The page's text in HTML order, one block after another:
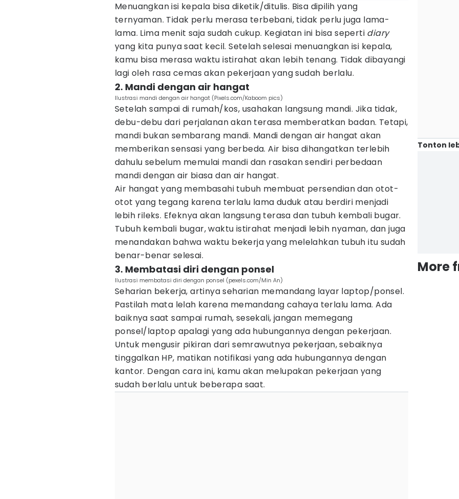
Menuangkan isi kepala bisa diketik/ditulis. Bisa dipilih yang
ternyaman. Tidak perlu merasa terbebani, tidak perlu juga lama-
lama. Lima menit saja sudah cukup. Kegiatan ini bisa seperti diary
yang kita punya saat kecil. Setelah selesai menuangkan isi kepala,
kamu bisa merasa waktu istirahat akan lebih tenang. Tidak dibayangi
lagi oleh rasa cemas akan pekerjaan yang sudah berlalu.
2. Mandi dengan air hangat
Ilustrasi mandi dengan air hangat (Pixels.com/Kaboom pics)
Setelah sampai di rumah/kos, usahakan langsung mandi. Jika tidak,
debu-debu dari perjalanan akan terasa memberatkan badan. Tetapi,
mandi bukan sembarang mandi. Mandi dengan air hangat akan
memberikan sensasi yang berbeda. Air bisa dihangatkan terlebih
dahulu sebelum memulai mandi dan rasakan sendiri perbedaan
mandi dengan air biasa dan air hangat.
Air hangat yang membasahi tubuh membuat persendian dan otot-
otot yang tegang karena terlalu lama duduk atau berdiri menjadi
lebih rileks. Efeknya akan langsung terasa dan tubuh kembali bugar.
Tubuh kembali bugar, waktu istirahat menjadi lebih nyaman, dan juga
menandakan bahwa waktu bekerja yang melelahkan tubuh itu sudah
benar-benar selesai.
3. Membatasi diri dengan ponsel
Ilustrasi membatasi diri dengan ponsel (pexels.com/Min An)
Seharian bekerja, artinya seharian memandang layar laptop/ponsel.
Pastilah mata lelah karena memandang cahaya terlalu lama. Ada
baiknya saat sampai rumah, sesekali, jangan memegang
ponsel/laptop apalagi yang ada hubungannya dengan pekerjaan.
Untuk mengusir pikiran dari semrawutnya pekerjaan, sebaiknya
tinggalkan HP, matikan notifikasi yang ada hubungannya dengan
kantor. Dengan cara ini, kamu akan melupakan pekerjaan yang
sudah berlalu untuk beberapa saat.
Tonton
More